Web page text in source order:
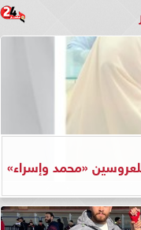
«محمد وإسراء»